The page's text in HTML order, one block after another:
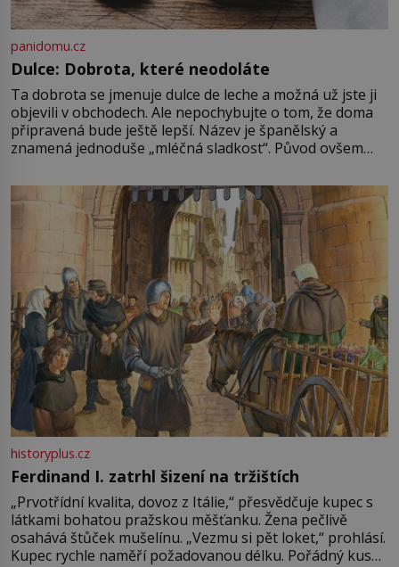
panidomu.cz
Dulce: Dobrota, které neodoláte
Ta dobrota se jmenuje dulce de leche a možná už jste ji
objevili v obchodech. Ale nepochybujte o tom, že doma
připravená bude ještě lepší. Název je španělský a
znamená jednoduše „mléčná sladkost“. Původ ovšem
pře hned několik latinskoamerických zemí a k tomu
Francie, kde se traduje,
historyplus.cz
Ferdinand I. zatrhl šizení na tržištích
„Prvotřídní kvalita, dovoz z Itálie,“ přesvědčuje kupec s
látkami bohatou pražskou měšťanku. Žena pečlivě
osahává štůček mušelínu. „Vezmu si pět loket,“ prohlásí.
Kupec rychle naměří požadovanou délku. Pořádný kus